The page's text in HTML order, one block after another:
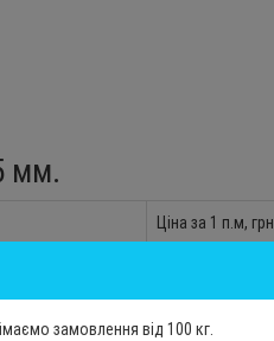
мм.
Ціна за 1 п.м, грн
замовлення від 100 кг.